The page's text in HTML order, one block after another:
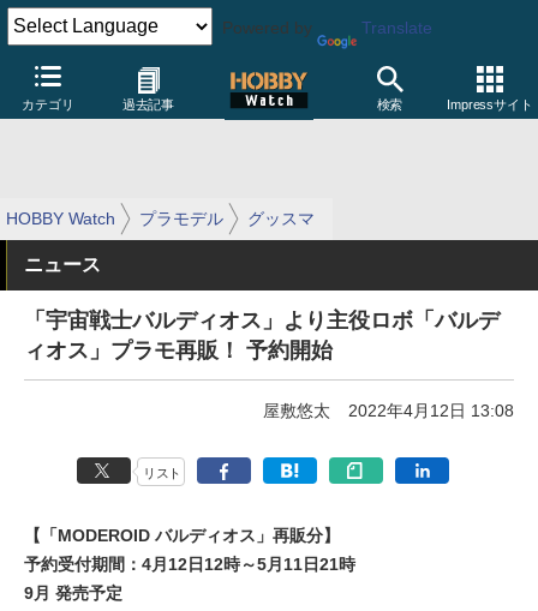
Powered by Translate
カテゴリ 過去記事 検索 Impressサイト
HOBBY Watch プラモデル グッスマ
ニュース
「宇宙戦士バルディオス」より主役ロボ「バルデ
ィオス」プラモ再販！ 予約開始
屋敷悠太 2022年4月12日 13:08
リスト
【「MODEROID バルディオス」再販分】
予約受付期間：4月12日12時～5月11日21時
9月 発売予定